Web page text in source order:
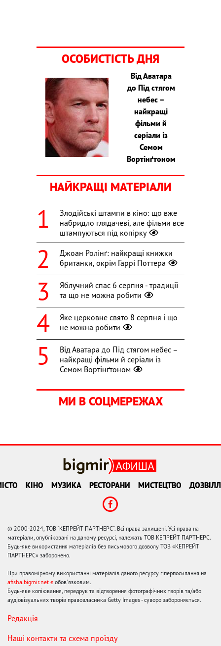
ОСОБИСТІСТЬ ДНЯ
Від Аватара
до Під стягом
небес –
найкращі
фільми й
серіали із
Семом
Вортінґтоном
НАЙКРАЩІ МАТЕРІАЛИ
Злодійські штампи в кіно: що вже
набридло глядачеві, але фільми все
штампуються під копірку
Джоан Ролінґ: найкращі книжки
британки, окрім Гаррі Поттера
Яблучний спас 6 серпня - традиції
та що не можна робити
Яке церковне свято 8 серпня і що
не можна робити
Від Аватара до Під стягом небес –
найкращі фільми й серіали із
Семом Вортінґтоном
МИ В СОЦМЕРЕЖАХ
КІНО МУЗИКА РЕСТОРАНИ МИСТЕЦТВО
© 2000-2024, ТОВ "КЕПРЕЙТ ПАРТНЕРС". Всі права захищені. Усі права на
матеріали, опубліковані на даному ресурсі, належать ТОВ КЕПРЕЙТ ПАРТНЕРС.
Будь-яке використання матеріалів без письмового дозволу ТОВ «КЕПРЕЙТ
ПАРТНЕРС» заборонено.
При правомірному використанні матеріалів даного ресурсу гіперпосилання на
afisha.bigmir.net є обов'язковим.
Будь-яке копіювання, передрук та відтворення фотографічних творів та/або
аудіовізуальних творів правовласника Getty Images - суворо забороняється.
Редакція
Наші контакти та схема проїзду